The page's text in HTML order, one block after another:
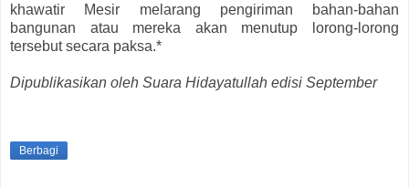
khawatir Mesir melarang pengiriman bahan-bahan
bangunan atau mereka akan menutup lorong-lorong
tersebut secara paksa.*
Dipublikasikan oleh Suara Hidayatullah edisi September
Berbagi